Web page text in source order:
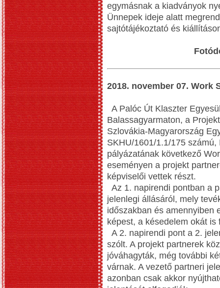
egymásnak a kiadványok
Ünnepek ideje alatt
sajtótájékoztató és
2018. november 07. Work
A Palóc Út Klaszter
Balassagyarmaton, a
Szlovákia-Magyarország
SKHU/1601/1.1/175
pályázatának következő
eseményen a projekt
képviselői vettek részt.
Az 1. napirendi pontban a
jelenlegi állásáról, mely
időszakban és amennyiben
képest, a késedelem okát
A 2. napirendi pont a 2.
szólt. A projekt partnerek
jóváhagyták, még további
várnak. A vezető partneri
azonban csak akkor